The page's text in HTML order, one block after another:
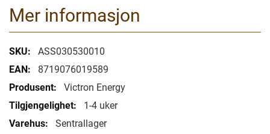
Mer informasjon
Mer
informasjon
ASS030530010
8719076019589
Victron Energy
1-4 uker
Sentrallager